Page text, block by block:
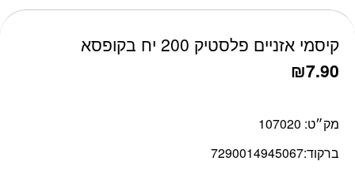
קיסמי אזניים פלסטיק 200 יח בקופסא
₪7.90
מק״ט: 107020
ברקוד:7290014945067
כמות קיסמי אזניים פלסטיק 200 יח בקופסא